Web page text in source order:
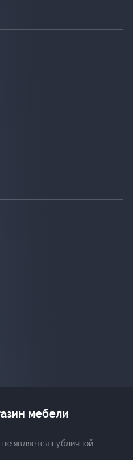
мебели
является публичной